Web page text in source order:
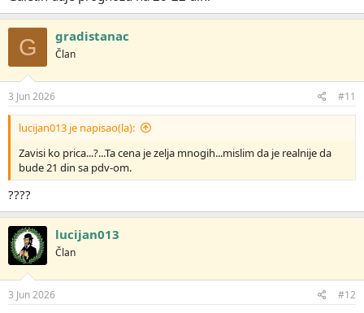
G gradistanac
Član
3 Jun 2026 #11
lucijan013 je napisao(la):
Zavisi ko prica...?...Ta cena je zelja mnogih...mislim da je realnije da
bude 21 din sa pdv-om.
????
lucijan013
Član
3 Jun 2026 #12